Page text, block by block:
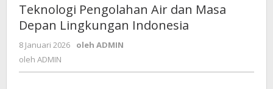
Teknologi Pengolahan Air dan Masa
Depan Lingkungan Indonesia
8 Januari 2026 oleh ADMIN
oleh ADMIN